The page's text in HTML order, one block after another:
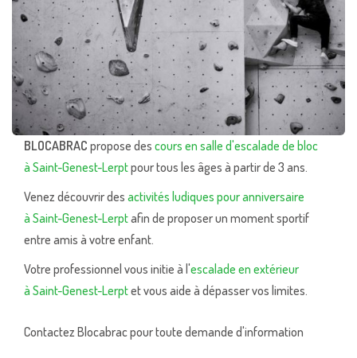
BLOCABRAC propose des cours en salle d'escalade de bloc
à Saint-Genest-Lerptpour tous les âges à partir de 3 ans.
Venez découvrir des activités ludiques pour anniversaire
à Saint-Genest-Lerptafin de proposer un moment sportif
entre amis à votre enfant.
Votre professionnel vous initie à l'escalade en extérieur
à Saint-Genest-Lerptet vous aide à dépasser vos limites.
Contactez Blocabrac pour toute demande d'information